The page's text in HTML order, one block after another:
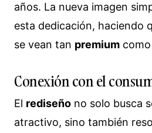
años. La nueva imagen
esta dedicación, haciendo
se vean tan premium
Conexión con el
El rediseño no solo busca
atractivo, sino también